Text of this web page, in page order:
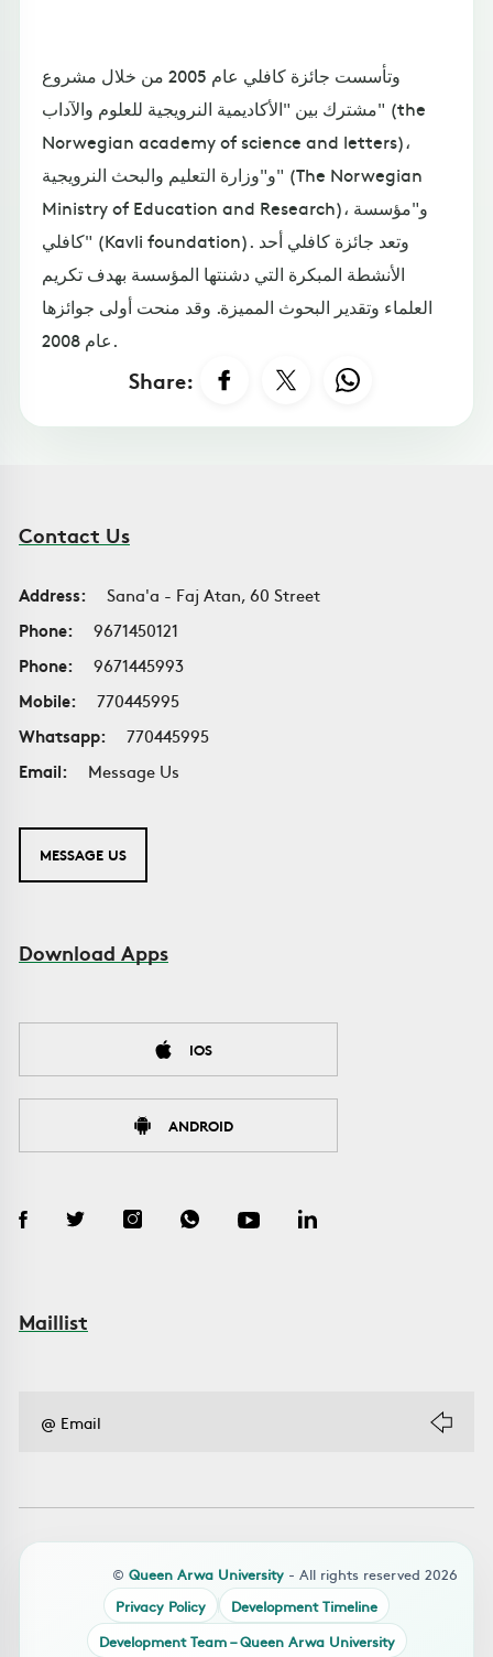
وتأسست جائزة كافلي عام 2005 من خلال مشروع
مشترك بين "الأكاديمية النرويجية للعلوم والآداب" (the
Norwegian academy of science and letters)،
و"وزارة التعليم والبحث النرويجية" (The Norwegian
Ministry of Education and Research)، و"مؤسسة
كافلي" (Kavli foundation). وتعد جائزة كافلي أحد
الأنشطة المبكرة التي دشنتها المؤسسة بهدف تكريم
العلماء وتقدير البحوث المميزة. وقد منحت أولى جوائزها
عام 2008.
Share:
Contact Us
Address:
Sana'a - Faj Atan, 60 Street
Phone:
9671450121
Phone:
9671445993
Mobile:
770445995
Whatsapp:
770445995
Email:
Message Us
MESSAGE US
Download Apps
IOS
ANDROID
Maillist
© Queen Arwa University - All rights reserved 2026
Privacy Policy
Development Timeline
Development Team – Queen Arwa University